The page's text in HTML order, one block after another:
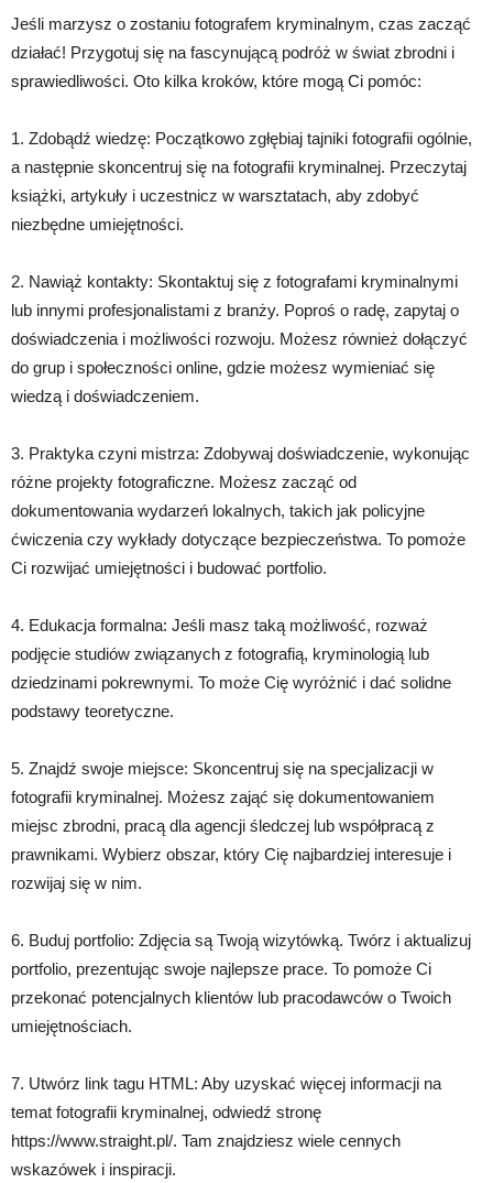
Jeśli marzysz o zostaniu fotografem kryminalnym, czas zacząć
działać! Przygotuj się na fascynującą podróż w świat zbrodni i
sprawiedliwości. Oto kilka kroków, które mogą Ci pomóc:
1. Zdobądź wiedzę: Początkowo zgłębiaj tajniki fotografii ogólnie,
a następnie skoncentruj się na fotografii kryminalnej. Przeczytaj
książki, artykuły i uczestnicz w warsztatach, aby zdobyć
niezbędne umiejętności.
2. Nawiąż kontakty: Skontaktuj się z fotografami kryminalnymi
lub innymi profesjonalistami z branży. Poproś o radę, zapytaj o
doświadczenia i możliwości rozwoju. Możesz również dołączyć
do grup i społeczności online, gdzie możesz wymieniać się
wiedzą i doświadczeniem.
3. Praktyka czyni mistrza: Zdobywaj doświadczenie, wykonując
różne projekty fotograficzne. Możesz zacząć od
dokumentowania wydarzeń lokalnych, takich jak policyjne
ćwiczenia czy wykłady dotyczące bezpieczeństwa. To pomoże
Ci rozwijać umiejętności i budować portfolio.
4. Edukacja formalna: Jeśli masz taką możliwość, rozważ
podjęcie studiów związanych z fotografią, kryminologią lub
dziedzinami pokrewnymi. To może Cię wyróżnić i dać solidne
podstawy teoretyczne.
5. Znajdź swoje miejsce: Skoncentruj się na specjalizacji w
fotografii kryminalnej. Możesz zająć się dokumentowaniem
miejsc zbrodni, pracą dla agencji śledczej lub współpracą z
prawnikami. Wybierz obszar, który Cię najbardziej interesuje i
rozwijaj się w nim.
6. Buduj portfolio: Zdjęcia są Twoją wizytówką. Twórz i aktualizuj
portfolio, prezentując swoje najlepsze prace. To pomoże Ci
przekonać potencjalnych klientów lub pracodawców o Twoich
umiejętnościach.
7. Utwórz link tagu HTML: Aby uzyskać więcej informacji na
temat fotografii kryminalnej, odwiedź stronę
https://www.straight.pl/. Tam znajdziesz wiele cennych
wskazówek i inspiracji.